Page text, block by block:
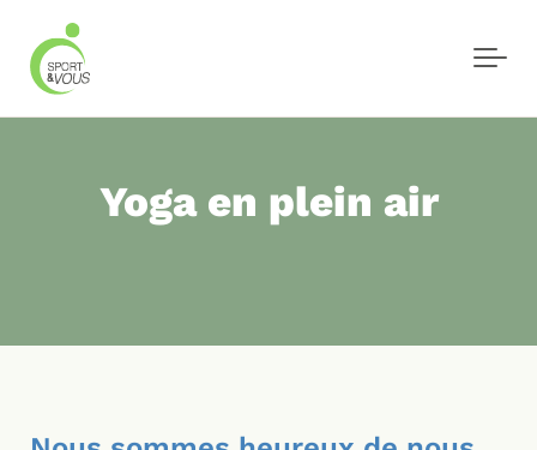
Yoga en plein air